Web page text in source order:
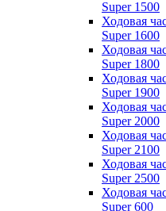
Super 1500
Ходовая
Super 1600
Ходовая
Super 1800
Ходовая
Super 1900
Ходовая
Super 2000
Ходовая
Super 2100
Ходовая
Super 2500
Ходовая
Super 600